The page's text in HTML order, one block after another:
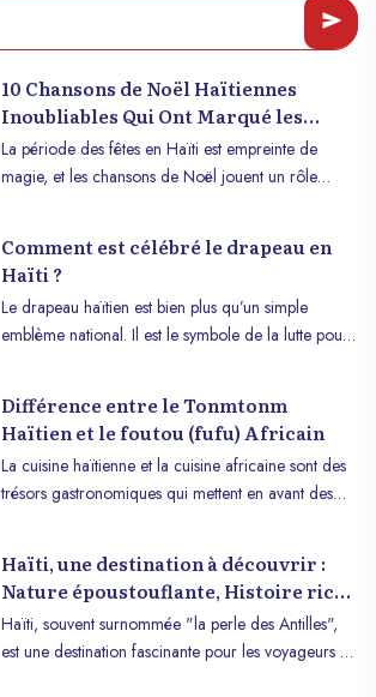
10 Chansons de Noël Haïtiennes
Inoubliables Qui Ont Marqué les
Esprits
La période des fêtes en Haïti est empreinte de
magie, et les chansons de Noël jouent un rôle
nostalgiques, la musique de Noël en Haïti reflète la
richesse culturelle du pays. Voici une sélection de
10 chansons de Noël haïtiennes inoubliables, qui
continuent de faire vibrer les cœurs et de marquer
Comment est célébré le drapeau en
Haïti ?
Le drapeau haïtien est bien plus qu’un simple
emblème national. Il est le symbole de la lutte pour
les Haïtiens se rassemblent pour célébrer leur
drapeau avec une ferveur unique. Cet article
explore l’importance de cette journée et les
différentes manières dont elle est célébrée à travers
Différence entre le Tonmtonm
Haïtien et le foutou (fufu) Africain
La cuisine haïtienne et la cuisine africaine sont des
trésors gastronomiques qui mettent en avant des
plats les plus appréciés de ces deux cuisines, le
Tonmtonm haïtien et le Foutou africain (ou Fufu) se
distinguent par leurs saveurs riches et leurs textures
uniques. Ces deux plats, bien qu’ils partagent un
Haïti, une destination à découvrir :
Nature époustouflante, Histoire riche
et Culture vibrante
Haïti, souvent surnommée "la perle des Antilles",
est une destination fascinante pour les voyageurs en